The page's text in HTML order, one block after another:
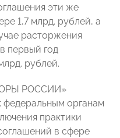
эти же
1,7 млрд. рублей, а
расторжения
первый год
рублей.
РОССИИ»
органам
практики
в сфере